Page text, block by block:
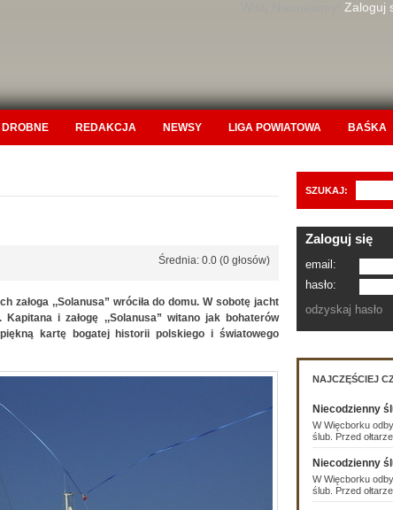
Zaloguj
DROBNE REDAKCJA NEWSY LIGA POWIATOWA BAŚKA
Średnia: 0.0 (0 głosów)
załoga ,,Solanusa” wróciła do domu. W sobotę jacht
i załogę ,,Solanusa” witano jak bohaterów
kartę bogatej historii polskiego i światowego
SZUKAJ:
Zaloguj się
email:
hasło:
odzyskaj hasło
NAJCZĘŚCIEJ
Niecodzienny
W Więcborku
ślub. Przed
Niecodzienny
W Więcborku
ślub. Przed